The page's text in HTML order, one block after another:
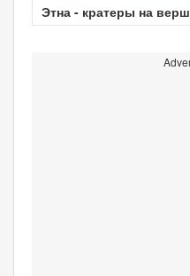
Этна - кратеры на